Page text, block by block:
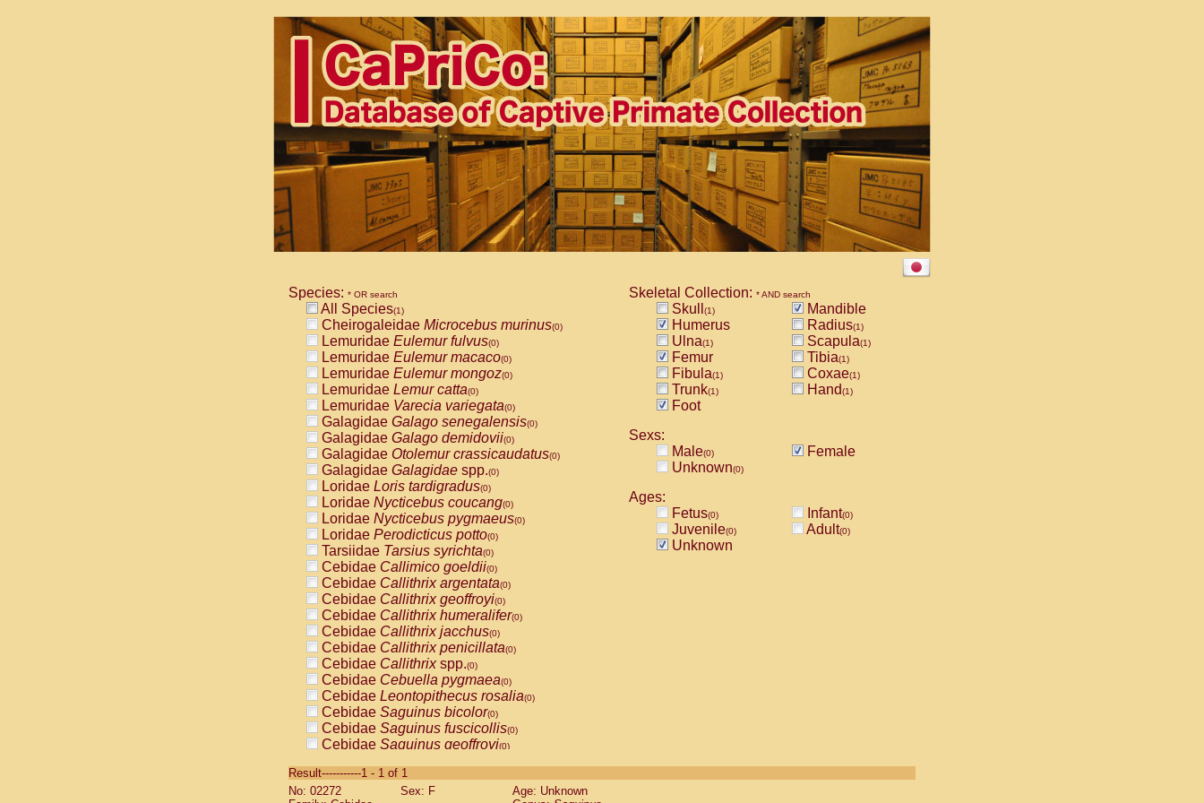
Species: * OR search
All Species(1)
Cheirogaleidae Microcebus murinus(0)
Lemuridae Eulemur fulvus(0)
Lemuridae Eulemur macaco(0)
Lemuridae Eulemur mongoz(0)
Lemuridae Lemur catta(0)
Lemuridae Varecia variegata(0)
Galagidae Galago senegalensis(0)
Galagidae Galago demidovii(0)
Galagidae Otolemur crassicaudatus(0)
Galagidae Galagidae spp.(0)
Loridae Loris tardigradus(0)
Loridae Nycticebus coucang(0)
Loridae Nycticebus pygmaeus(0)
Loridae Perodicticus potto(0)
Tarsiidae Tarsius syrichta(0)
Cebidae Callimico goeldii(0)
Cebidae Callithrix argentata(0)
Cebidae Callithrix geoffroyi(0)
Cebidae Callithrix humeralifer(0)
Cebidae Callithrix jacchus(0)
Cebidae Callithrix penicillata(0)
Cebidae Callithrixspp.(0)
Cebidae Cebuella pygmaea(0)
Cebidae Leontopithecus rosalia(0)
Cebidae Saguinus bicolor(0)
Cebidae Saguinus fuscicollis(0)
Cebidae Saguinus geoffroyi(0)
CebidaeSaguinus labiatus(0)
Cebidae Saguinus leucopus (0)
Skeletal Collection: * AND search
Skull (1)
Mandible
Humerus
Radius(1)
Ulna(1) Scapula(1)
Femur Tibia(1)
Fibula(1) Coxae(1)
Trunk(1) Hand(1)
Foot
Sexs:
Male(0)
Female
Unknown(0)
Ages:
Fetus(0) Infant(0)
Juvenile(0) Adult(0)
Unknown
Result-----------1 - 1 of 1
No: 02272
Sex: F
Age: Unknown